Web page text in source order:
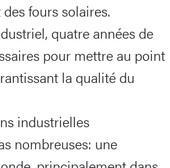
fours solaires.
quatre années de
pour mettre au point
la qualité du
industrielles
nombreuses: une